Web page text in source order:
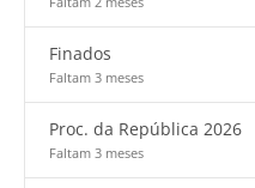
Finados
Faltam 3 meses
Proc. da República 2026
Faltam 3 meses